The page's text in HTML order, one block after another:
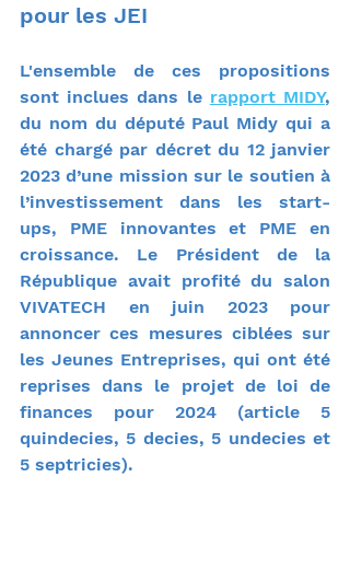
pour les JEI
L'ensemble de ces propositions
sont inclues dans le rapport MIDY,
du nom du député Paul Midy qui a
été chargé par décret du 12 janvier
2023 d’une mission sur le soutien à
l’investissement dans les start-
ups, PME innovantes et PME en
croissance. Le Président de la
République avait profité du salon
VIVATECH en juin 2023 pour
annoncer ces mesures ciblées sur
les Jeunes Entreprises, qui ont été
reprises dans le projet de loi de
finances pour 2024 (article 5
quindecies, 5 decies, 5 undecies et
5 septricies).